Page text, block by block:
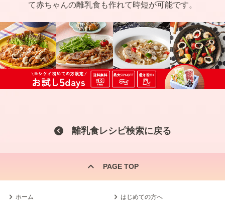
て赤ちゃんの離乳食も作れて時短が可能です。
離乳食レシピ検索に戻る
PAGE TOP
ホーム はじめての方へ